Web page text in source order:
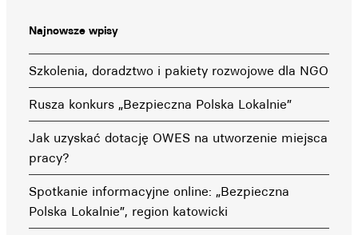
Najnowsze wpisy
Szkolenia, doradztwo i pakiety rozwojowe dla NGO
Rusza konkurs „Bezpieczna Polska Lokalnie”
Jak uzyskać dotację OWES na utworzenie miejsca
pracy?
Spotkanie informacyjne online: „Bezpieczna
Polska Lokalnie”, region katowicki